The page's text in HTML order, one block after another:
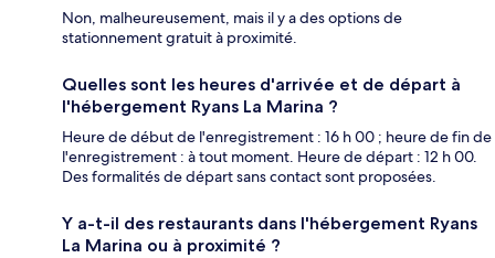
Non, malheureusement, mais il y a des options de
stationnement gratuit à proximité.
Quelles sont les heures d'arrivée et de départ à
l'hébergement Ryans La Marina ?
Heure de début de l'enregistrement : 16 h 00 ; heure de fin de
l'enregistrement : à tout moment. Heure de départ : 12 h 00.
Des formalités de départ sans contact sont proposées.
Y a-t-il des restaurants dans l'hébergement Ryans
La Marina ou à proximité ?